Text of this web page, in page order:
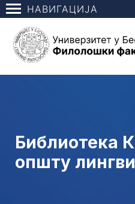
НАВИГАЦИЈА
Библиотека
општу